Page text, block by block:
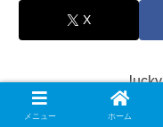
X
メニュー ホーム